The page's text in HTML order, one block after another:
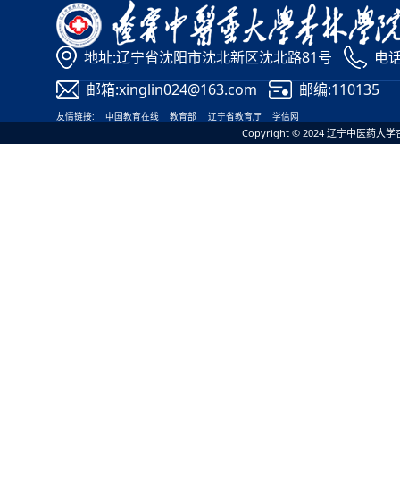
地址:辽宁省沈阳市沈北新区沈北路81号
电
邮箱:xinglin024@163.com
邮编:110135
友情链接: 中国教育在线 教育部 辽宁省教育厅 学信网
Copyright © 2024 辽宁中医药大